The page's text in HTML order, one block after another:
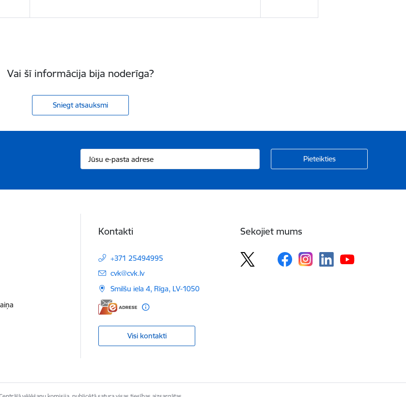
Vai šī informācija bija noderīga?
Sniegt atsauksmi
Kontakti
+371 25494995
E-pasts:
cvk@cvk.lv
Smilšu iela 4, Rīga, LV-1050
Visi kontakti
Sekojiet mums